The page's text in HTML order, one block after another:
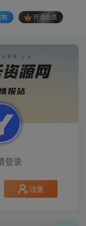
布 开通会员
登录
注册